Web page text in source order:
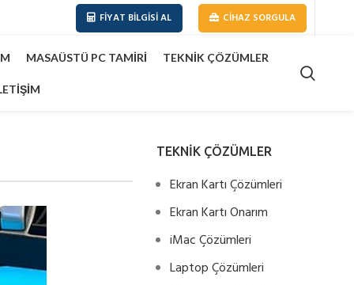
FIYAT BILGISI AL CIHAZ SORGULA
MASAÜSTÜ PC TAMIRI TEKNIK ÇÖZÜMLER
TEKNİK ÇÖZÜMLER
Ekran Kartı Çözümleri
Ekran Kartı Onarım
iMac Çözümleri
Laptop Çözümleri